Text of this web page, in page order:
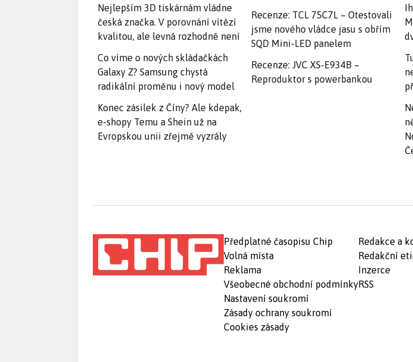
Nejlepším 3D tiskárnám vládne
česká značka. V porovnání vítězí
kvalitou, ale levná rozhodně není
Co víme o nových skládačkách
Galaxy Z? Samsung chystá
radikální proměnu i nový model
Konec zásilek z Číny? Ale kdepak,
e-shopy Temu a Shein už na
Evropskou unii zřejmě vyzrály
Recenze: TCL 75C7L – Otestovali
jsme nového vládce jasu s obřím
SQD Mini-LED panelem
Recenze: JVC XS-E934B –
Reproduktor s powerbankou
Předplatné časopisu Chip
Volná místa
Reklama
Všeobecné obchodní podmínky
Nastavení soukromí
Zásady ochrany soukromí
Cookies zásady
Redakce a
Redakční
Inzerce
RSS